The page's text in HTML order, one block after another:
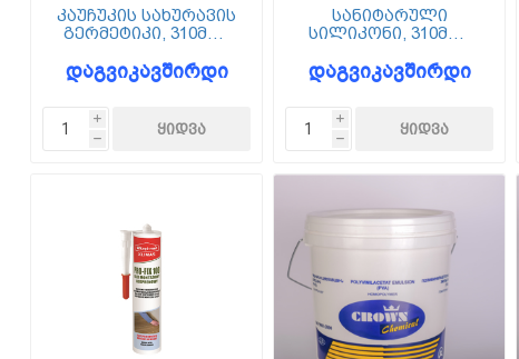
კაუჩუკის სახურავის
გერმეტიკი, 310მლ,
დაგვიკავშირდი
i
h
სანიტარული
სილიკონი, 310მლ,
დაგვიკავშირდი
i
h